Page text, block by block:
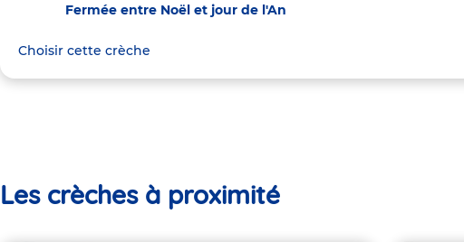
Fermée entre Noël et jour de l'An
Choisir cette crèche
Les crèches à proximité